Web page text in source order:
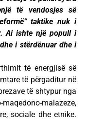
të vendosjes së
taktike nuk i
Ai ishte një popull i
i stërdënuar dhe i
të energjisë së
të përgaditur në
të shtypur nga
malazeze,
sociale dhe etnike.